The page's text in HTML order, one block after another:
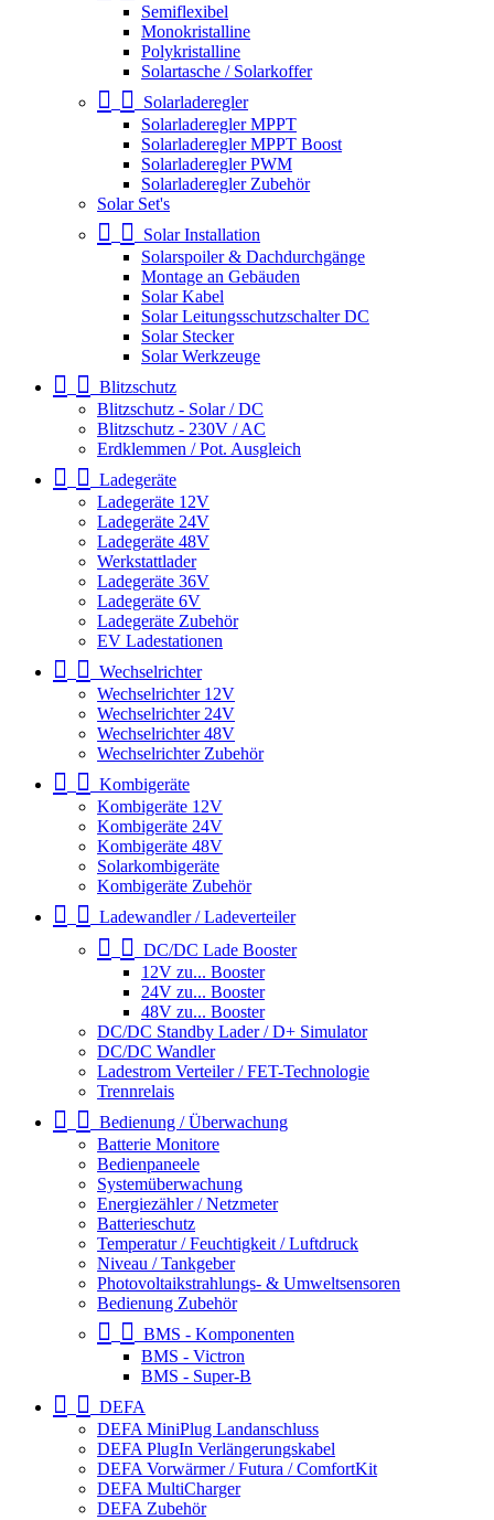
Semiflexibel
Monokristalline
Polykristalline
Solartasche / Solarkoffer
Solarladeregler
Solarladeregler MPPT
Solarladeregler MPPT Boost
Solarladeregler PWM
Solarladeregler Zubehör
Solar Set's
Solar Installation
Solarspoiler & Dachdurchgänge
Montage an Gebäuden
Solar Kabel
Solar Leitungsschutzschalter DC
Solar Stecker
Solar Werkzeuge
Blitzschutz
Blitzschutz - Solar / DC
Blitzschutz - 230V / AC
Erdklemmen / Pot. Ausgleich
Ladegeräte
Ladegeräte 12V
Ladegeräte 24V
Ladegeräte 48V
Werkstattlader
Ladegeräte 36V
Ladegeräte 6V
Ladegeräte Zubehör
EV Ladestationen
Wechselrichter
Wechselrichter 12V
Wechselrichter 24V
Wechselrichter 48V
Wechselrichter Zubehör
Kombigeräte
Kombigeräte 12V
Kombigeräte 24V
Kombigeräte 48V
Solarkombigeräte
Kombigeräte Zubehör
Ladewandler / Ladeverteiler
DC/DC Lade Booster
12V zu... Booster
24V zu... Booster
48V zu... Booster
DC/DC Standby Lader / D+ Simulator
DC/DC Wandler
Ladestrom Verteiler / FET-Technologie
Trennrelais
Bedienung / Überwachung
Batterie Monitore
Bedienpaneele
Systemüberwachung
Energiezähler / Netzmeter
Batterieschutz
Temperatur / Feuchtigkeit / Luftdruck
Niveau / Tankgeber
Photovoltaikstrahlungs- & Umweltsensoren
Bedienung Zubehör
BMS - Komponenten
BMS - Victron
BMS - Super-B
DEFA
DEFA MiniPlug Landanschluss
DEFA PlugIn Verlängerungskabel
DEFA Vorwärmer / Futura / ComfortKit
DEFA MultiCharger
DEFA Zubehör